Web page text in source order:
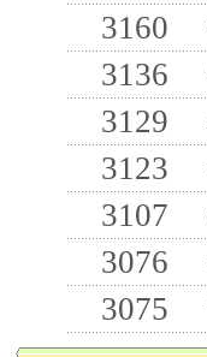
3160
3136
3129
3123
3107
3076
3075